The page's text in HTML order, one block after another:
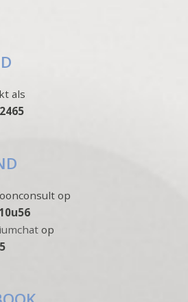
als
2465
op
10u56
op